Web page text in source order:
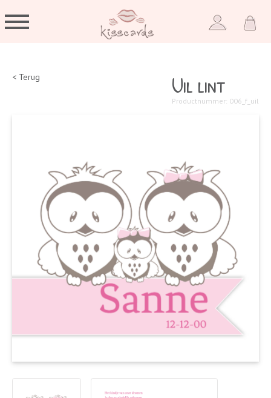
< Terug Uil lint
Productnummer: 006_f_uil